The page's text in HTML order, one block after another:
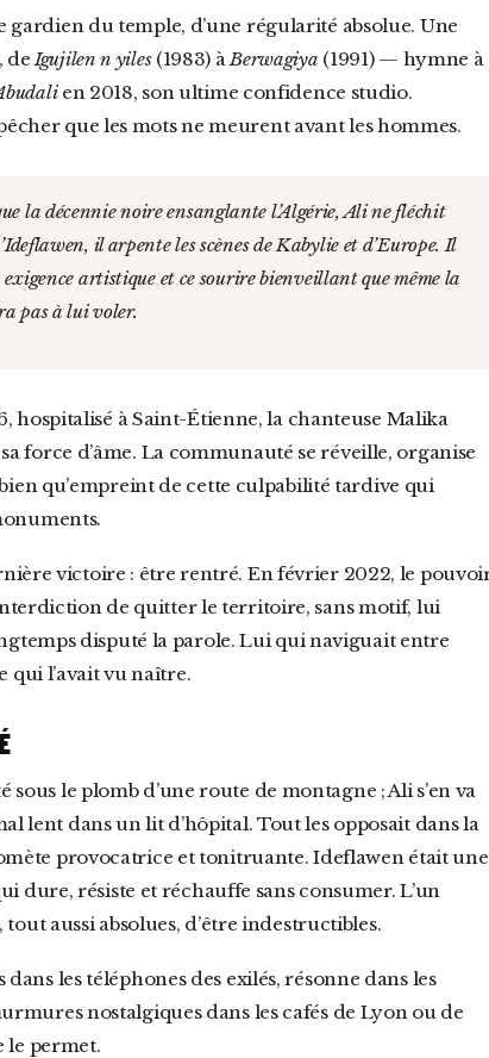
gardien du temple, d’une régularité absolue. Une
deIgujilen n yiles(1983) àBerwagiya (1991) — hymne à
en 2018, son ultime confidence studio.
que les mots ne meurent avant les hommes.
il arpente les scènes de Kabylie et d’Europe. Il
artistique et ce sourire bienveillant que même la
pas à lui voler.
force d’âme. La communauté se réveille, organise
qu’empreint de cette culpabilité tardive qui
de quitter le territoire, sans motif, lui
disputé la parole. Lui qui naviguait entre
qui l’avait vu naître.
sous le plomb d’une route de montagne ; Ali s’en va
lent dans un lit d’hôpital. Tout les opposait dans la
provocatrice et tonitruante. Ideflawen était une
dure, résiste et réchauffe sans consumer. L’un
aussi absolues, d’être indestructibles.
nostalgiques dans les cafés de Lyon ou de
le permet.